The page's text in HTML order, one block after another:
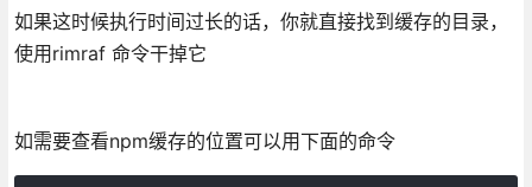
如果这时候执行时间过长的话，你就直接找到缓存的目录，
使用rimraf 命令干掉它
如需要查看npm缓存的位置可以用下面的命令